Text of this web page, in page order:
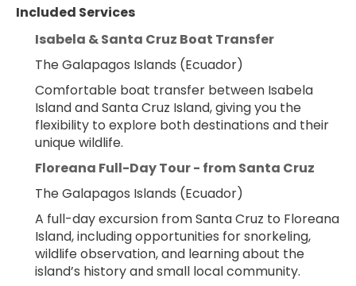
Included Services
Isabela & Santa Cruz Boat Transfer
The Galapagos Islands (Ecuador)
Comfortable boat transfer between Isabela
Island and Santa Cruz Island, giving you the
flexibility to explore both destinations and their
unique wildlife.
Floreana Full-Day Tour - from Santa Cruz
The Galapagos Islands (Ecuador)
A full-day excursion from Santa Cruz to Floreana
Island, including opportunities for snorkeling,
wildlife observation, and learning about the
island’s history and small local community.